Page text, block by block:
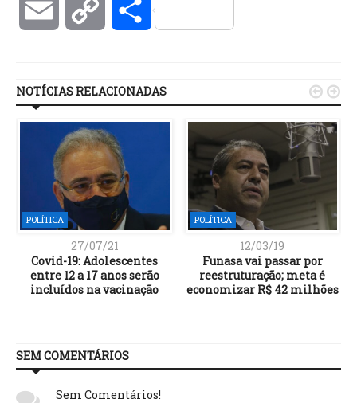
Email Copy Compartilhar
NOTÍCIAS RELACIONADAS
POLÍTICA
27/07/21
Covid-19: Adolescentes
entre 12 a 17 anos serão
incluídos na vacinação
POLÍTICA
12/03/19
Funasa vai passar por
reestruturação; meta é
economizar R$ 42 milhões
 
SEM COMENTÁRIOS
Sem Comentários!